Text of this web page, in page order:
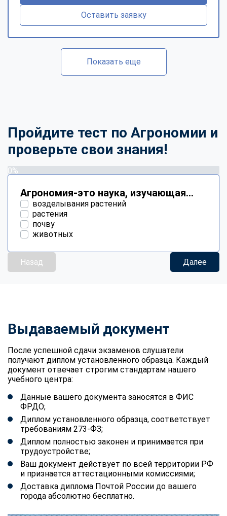
Оставить заявку
Показать еще
Пройдите тест по Агрономии и
проверьте свои знания!
0%
Агрономия-это наука, изучающая...
возделывания растений
растения
почву
животных
Назад Далее
Выдаваемый документ
После успешной сдачи экзаменов слушатели
получают диплом установленного образца. Каждый
документ отвечает строгим стандартам нашего
учебного центра:
Данные вашего документа заносятся в ФИС
ФРДО;
Диплом установленного образца, соответствует
требованиям 273-ФЗ;
Диплом полностью законен и принимается при
трудоустройстве;
Ваш документ действует по всей территории РФ
и признается аттестационными комиссиями;
Доставка диплома Почтой России до вашего
города абсолютно бесплатно.